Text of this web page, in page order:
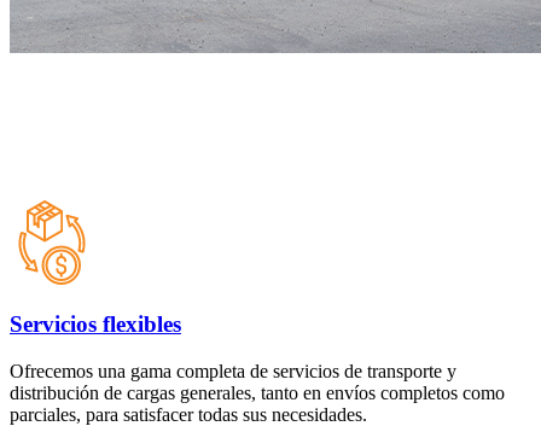
Servicios flexibles
Ofrecemos una gama completa de servicios de transporte y
distribución de cargas generales, tanto en envíos completos como
parciales, para satisfacer todas sus necesidades.